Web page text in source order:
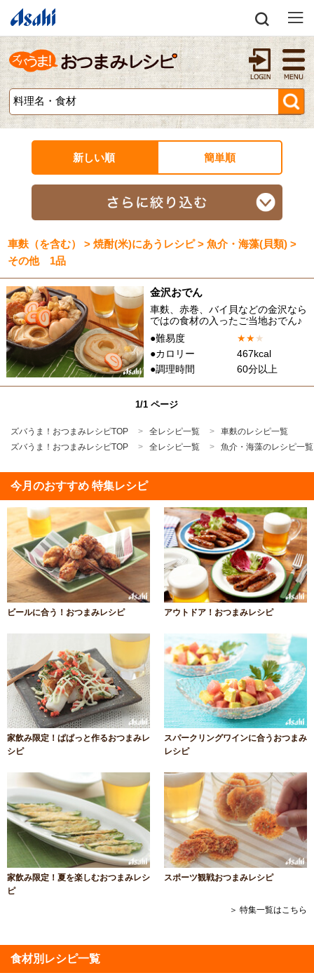
新しい順 簡単順
車麩（を含む） > 焼酎(米)にあうレシピ > 魚介・海藻(貝類) >
その他 1品
金沢おでん
車麩、赤巻、バイ貝などの金沢なら
ではの食材の入ったご当地おでん♪
●難易度
★★★
●カロリー
467kcal
●調理時間
60分以上
1/1 ページ
ズバうま！おつまみレシピTOP 全レシピ一覧
車麩のレシピ一覧
ズバうま！おつまみレシピTOP
全レシピ一覧 魚介・海藻のレシピ一覧
今月のおすすめ 特集レシピ
ビールに合う！おつまみレシピ アウトドア！おつまみレシピ
家飲み限定！ぱぱっと作るおつまみレ
シピ
スパークリングワインに合うおつまみ
レシピ
家飲み限定！夏を楽しむおつまみレシ
ピ
スポーツ観戦おつまみレシピ
＞ 特集一覧はこちら
食材別レシピ一覧